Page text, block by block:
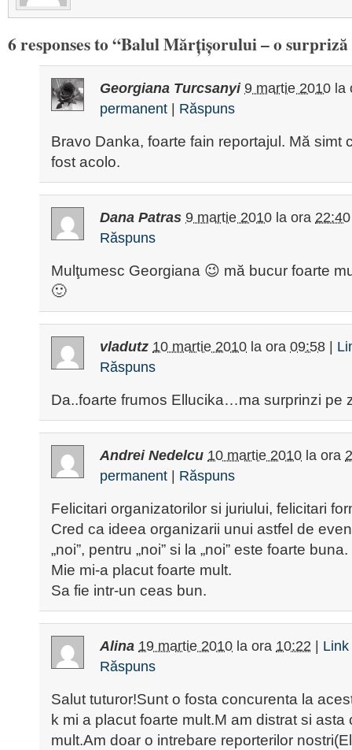
6 responses to “Balul Mărțișorului – o
Georgiana Turcsanyi 9 martie 2010 la
permanent
Răspuns
Bravo Danka, foarte fain reportajul. Mă simt
fost acolo.
Dana Patras 9 martie 2010 la ora 22:40
Răspuns
Mulţumesc Georgiana 😉 mă bucur foarte
🙂
vladutz 10 martie 2010 la ora 09:58
Răspuns
Da..foarte frumos Ellucika…ma surprinzi pe
Andrei Nedelcu 10 martie 2010 la ora
permanent
Răspuns
Felicitari organizatorilor si juriului, felicitari
Cred ca ideea organizarii unui astfel de
„noi”, pentru „noi” si la „noi” este foarte buna.
Mie mi-a placut foarte mult.
Sa fie intr-un ceas bun.
Alina 19 martie 2010 la ora 10:22
Răspuns
Salut tuturor!Sunt o fosta concurenta la
k mi a placut foarte mult.M am distrat si asta
mult.Am doar o intrebare reporterilor